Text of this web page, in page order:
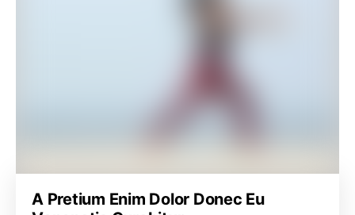
A Pretium Enim Dolor Donec Eu